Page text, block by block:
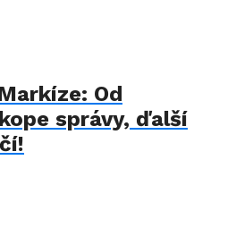
Od
správy, ďalší